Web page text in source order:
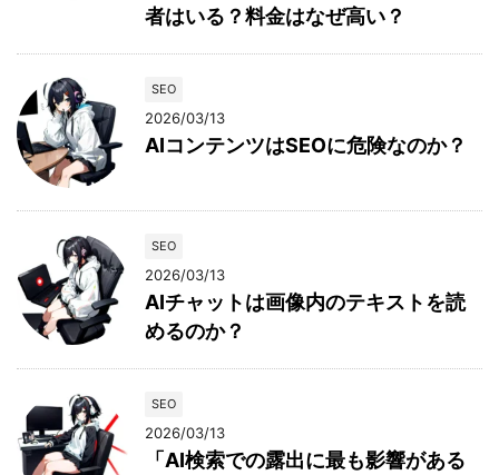
者はいる？料金はなぜ高い？
SEO
2026/03/13
AIコンテンツはSEOに危険なのか？
SEO
2026/03/13
AIチャットは画像内のテキストを読
めるのか？
SEO
2026/03/13
「AI検索での露出に最も影響がある